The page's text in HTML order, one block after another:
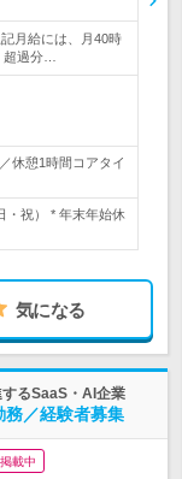
月給には、月40時
過分…
休憩1時間コアタイ
・祝） * 年末年始休
気になる
るSaaS・AI企業
務／経験者募集
載中